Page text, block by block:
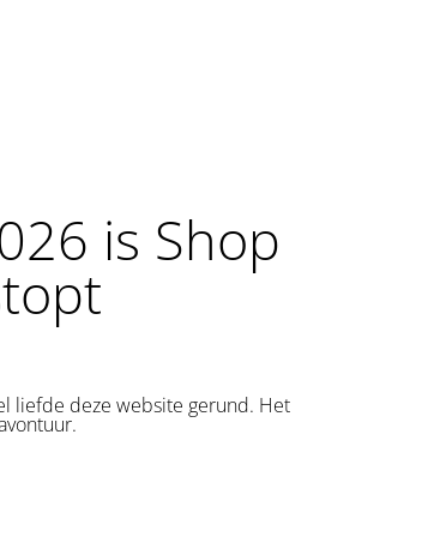
is Shop
liefde deze website gerund. Het